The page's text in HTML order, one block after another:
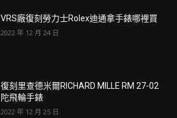
VRS廠復刻勞力士Rolex迪通拿手錶哪裡買
2022 年 12 月 24 日
復刻里查德米爾RICHARD MILLE RM 27-02
陀飛輪手錶
2022 年 12 月 25 日